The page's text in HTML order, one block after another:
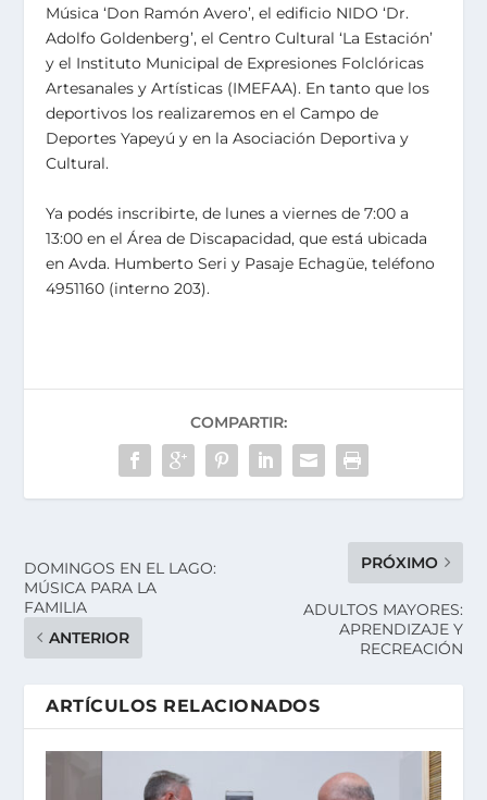
Música ‘Don Ramón Avero’, el edificio NIDO ‘Dr.
Adolfo Goldenberg’, el Centro Cultural ‘La Estación’
y el Instituto Municipal de Expresiones Folclóricas
Artesanales y Artísticas (IMEFAA). En tanto que los
deportivos los realizaremos en el Campo de
Deportes Yapeyú y en la Asociación Deportiva y
Cultural.
Ya podés inscribirte, de lunes a viernes de 7:00 a
13:00 en el Área de Discapacidad, que está ubicada
en Avda. Humberto Seri y Pasaje Echagüe, teléfono
4951160 (interno 203).
COMPARTIR:
DOMINGOS EN EL LAGO:
MÚSICA PARA LA
FAMILIA
ANTERIOR
PRÓXIMO
ADULTOS MAYORES:
APRENDIZAJE Y
RECREACIÓN
ARTÍCULOS RELACIONADOS